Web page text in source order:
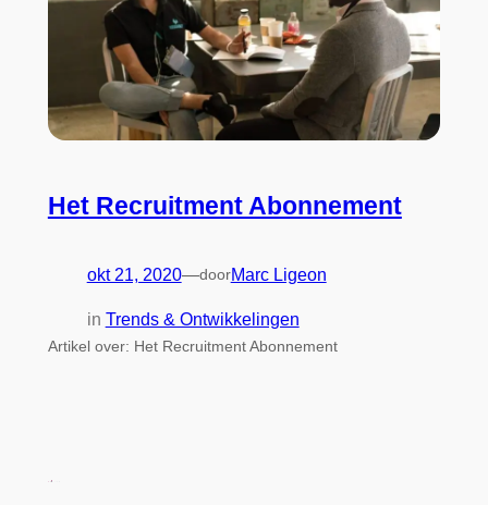
Het Recruitment Abonnement
okt 21, 2020—doorMarc Ligeon
in Trends & Ontwikkelingen
Artikel over: Het Recruitment Abonnement